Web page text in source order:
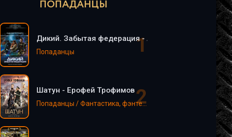
ПОПАДАНЦЫ
Дикий. Забытая федерация - Алексей Поганец (2)
Попаданцы
Шатун - Ерофей Трофимов
Попаданцы / Фантастика, фэнтези